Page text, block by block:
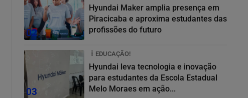
02
Hyundai Maker amplia presença em
Piracicaba e aproxima estudantes das
profissões do futuro
03
EDUCAÇÃO!
Hyundai leva tecnologia e inovação
para estudantes da Escola Estadual
Melo Moraes em ação...